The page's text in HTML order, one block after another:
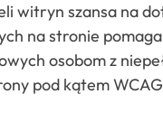
witryn szansa na
na stronie
osobom z
pod kątem